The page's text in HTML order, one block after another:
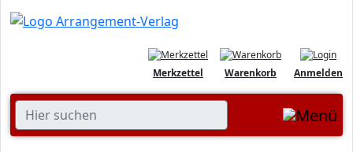
Anmelden
Warenkorb
Merkzettel